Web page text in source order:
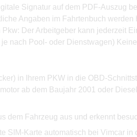
Signatur auf dem PDF-Auszug
Angaben im Fahrtenbuch
Der Arbeitgeber kann jederzeit
nach Pool- oder Dienstwagen)
in Ihrem PKW in die OBD-
ab dem Baujahr 2001 oder
dem Fahrzeug aus und erkennt
SIM-Karte automatisch bei Vimcar